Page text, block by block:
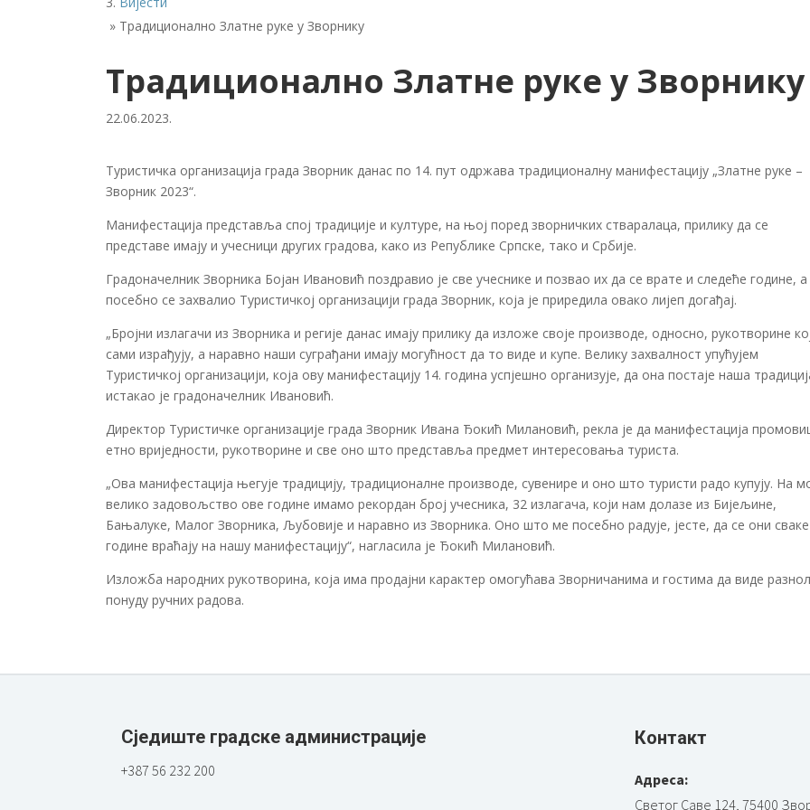
» Традиционално Златне руке у Зворнику
Традиционално Златне руке у Зворнику
22.06.2023.
Туристичка организација града Зворник данас по 14. пут одржава традиционалну манифестацију „Златне руке –
Зворник 2023“.
Манифестација представља спој традиције и културе, на њој поред зворничких стваралаца, прилику да се
представе имају и учесници других градова, како из Републике Српске, тако и Србије.
Градоначелник Зворника Бојан Ивановић поздравио је све учеснике и позвао их да се врате и следеће године, а
посебно се захвалио Туристичкој организацији града Зворник, која је приредила овако лијеп догађај.
„Бројни излагачи из Зворника и регије данас имају прилику да изложе своје производе, односно, рукотворине
сами израђују, а наравно наши суграђани имају могућност да то виде и купе. Велику захвалност упућујем
Туристичкој организацији, која ову манифестацију 14. година успјешно организује, да она постаје наша
истакао је градоначелник Ивановић.
Директор Туристичке организације града Зворник Ивана Ђокић Милановић, рекла је да манифестација
етно вриједности, рукотворине и све оно што представља предмет интересовања туриста.
„Ова манифестација његује традицију, традиционалне производе, сувенире и оно што туристи радо купују. На
велико задовољство ове године имамо рекордан број учесника, 32 излагача, који нам долазе из Бијељине,
Бањалуке, Малог Зворника, Љубовије и наравно из Зворника. Оно што ме посебно радује, јесте, да се они сваке
године враћају на нашу манифестацију“, нагласила је Ђокић Милановић.
Изложба народних рукотворина, која има продајни карактер омогућава Зворничанима и гостима да виде
понуду ручних радова.
Сједиште градске администрације
+387 56 232 200
Контакт
Адреса:
Светог Саве 124, 75400